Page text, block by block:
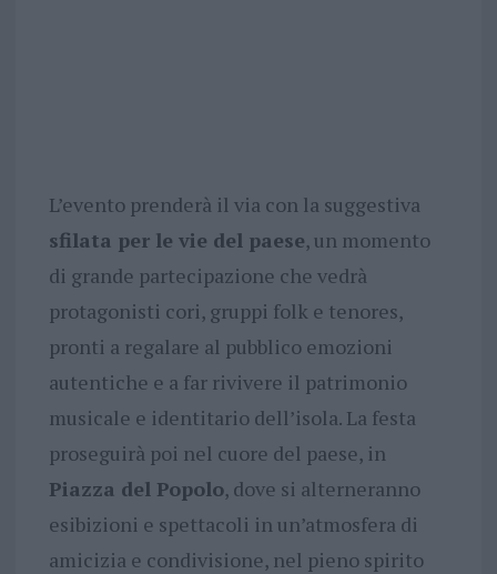
L’evento prenderà il via con la suggestiva
sfilata per le vie del paese, un momento
di grande partecipazione che vedrà
protagonisti cori, gruppi folk e tenores,
pronti a regalare al pubblico emozioni
autentiche e a far rivivere il patrimonio
musicale e identitario dell’isola. La festa
proseguirà poi nel cuore del paese, in
Piazza del Popolo, dove si alterneranno
esibizioni e spettacoli in un’atmosfera di
amicizia e condivisione, nel pieno spirito